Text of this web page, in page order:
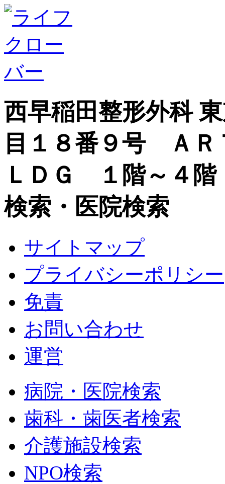
西早稲田整形外科
目１８番９号 Ａ
ＬＤＧ １階～４階
検索・医院検索
サイトマップ
プライバシーポリシー
免責
お問い合わせ
運営
病院・医院検索
歯科・歯医者検索
介護施設検索
NPO検索